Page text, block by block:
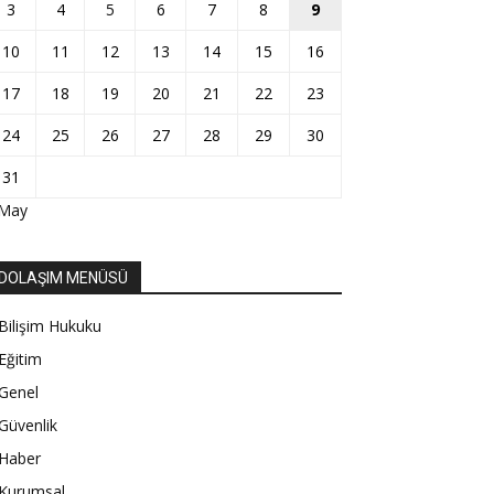
3
4 5 6 7 8
9
10
11 12 13 14 15
16
17
18 19 20 21 22
23
24
25 26 27 28 29
30
31
DOLAŞIM MENÜSÜ
Bilişim Hukuku
Eğitim
Haber